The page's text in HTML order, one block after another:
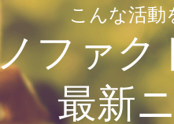
こんな活動
ファク
最新